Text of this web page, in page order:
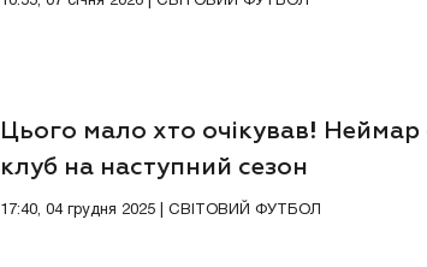
Цього мало хто очікував! Неймар
клуб на наступний сезон
17:40, 04 грудня 2025 | СВІТОВИЙ ФУТБОЛ